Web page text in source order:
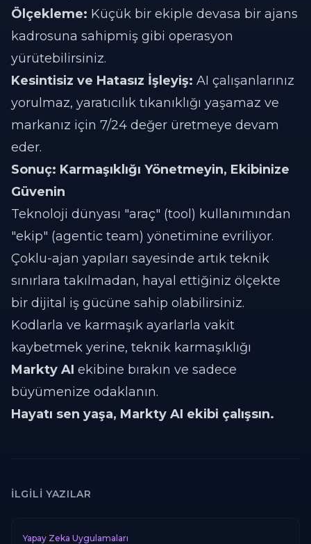
Ölçekleme: Küçük bir ekiple devasa bir ajans
kadrosuna sahipmiş gibi operasyon
yürütebilirsiniz.
Kesintisiz ve Hatasız İşleyiş: AI çalışanlarınız
yorulmaz, yaratıcılık tıkanıklığı yaşamaz ve
markanız için 7/24 değer üretmeye devam
eder.
Sonuç: Karmaşıklığı Yönetmeyin, Ekibinize
Güvenin
Teknoloji dünyası "araç" (tool) kullanımından
"ekip" (agentic team) yönetimine evriliyor.
Çoklu-ajan yapıları sayesinde artık teknik
sınırlara takılmadan, hayal ettiğiniz ölçekte
bir dijital iş gücüne sahip olabilirsiniz.
Kodlarla ve karmaşık ayarlarla vakit
kaybetmek yerine, teknik karmaşıklığı
Markty AI ekibine bırakın ve sadece
büyümenize odaklanın.
Hayatı sen yaşa, Markty AI ekibi çalışsın.
İLGILI YAZILAR
Yapay Zeka Uygulamaları